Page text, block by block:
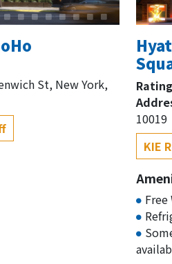
St, New York,
10019
KIE
Free